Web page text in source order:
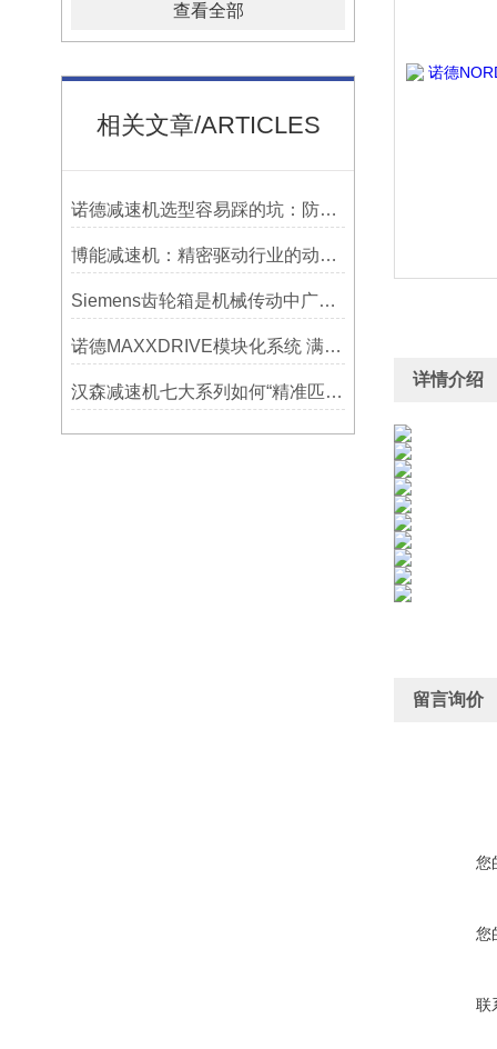
查看全部
相关文章/ARTICLES
诺德减速机选型容易踩的坑：防水等级选低了，户外用半年就废
博能减速机：精密驱动行业的动力源泉
Siemens齿轮箱是机械传动中广泛应用的部件
诺德MAXXDRIVE模块化系统 满足高要求的重型驱动系统
汉森减速机七大系列如何“精准匹配”应用场景
详情介绍
留言询价
您
您
联